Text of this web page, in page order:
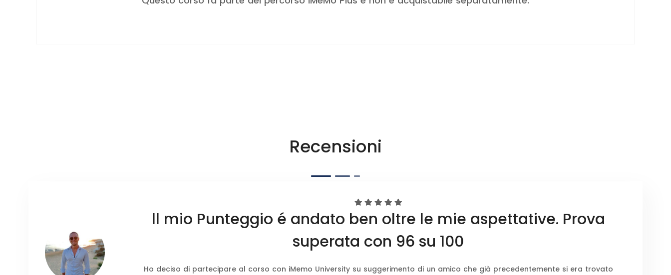
Recensioni
ll mio Punteggio é andato ben oltre le mie aspettative. Prova
superata con 96 su 100
Ho deciso di partecipare al corso con iMemo University su suggerimento di un amico che già precedentemente si era trovato